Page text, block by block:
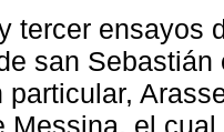
tercer ensayos
san
particular,
Messina, el